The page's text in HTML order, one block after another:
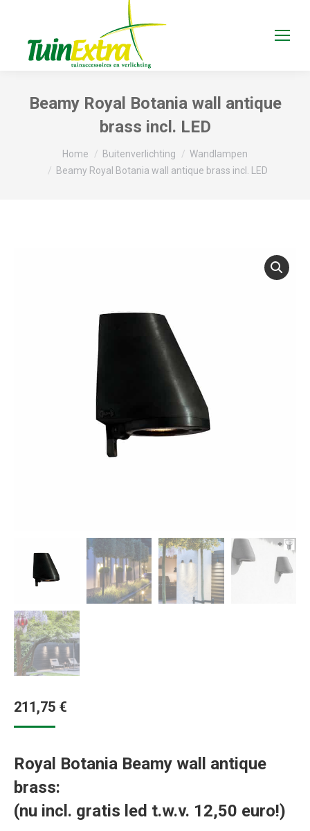
Beamy Royal Botania wall antique
brass incl. LED
Je bent hier:Home Buitenverlichting
Wandlampen
Beamy Royal Botania wall antique brass incl. LED
211,75 €
Royal Botania Beamy wall antique
brass:
(nu incl. gratis led t.w.v. 12,50 euro!)